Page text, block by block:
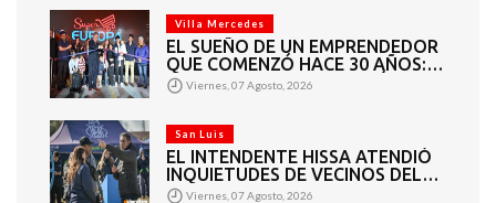
Villa Mercedes
EL SUEÑO DE UN EMPRENDEDOR
QUE COMENZÓ HACE 30 AÑOS:
SUPER EUROPA INAUGURÓ SU
CUARTA SUCURSAL EN VILLA
Viernes, 07 Agosto, 2026
San Luis
EL INTENDENTE HISSA ATENDIÓ
INQUIETUDES DE VECINOS DEL
BARRIO AMPPARE
Viernes, 07 Agosto, 2026